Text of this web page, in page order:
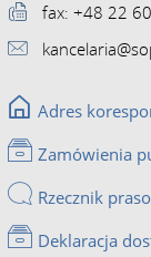
fax: +48 22
Adres
Zamówienia
Rzecznik
Deklaracja